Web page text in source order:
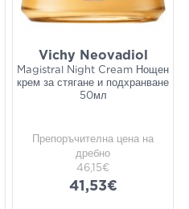
Vichy Neovadiol
Magistral Night Cream Нощен
крем за стягане и подхранване
50мл
Препоръчителна цена на
дребно
46,15€
41,53€